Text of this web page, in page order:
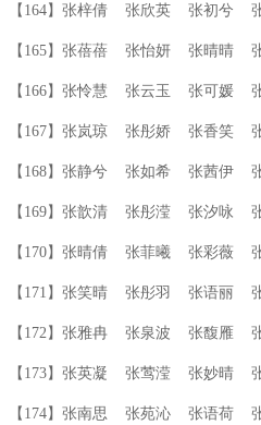
【164】张梓倩 张欣英 张初兮
【165】张蓓蓓 张怡妍 张晴晴
【166】张怜慧 张云玉 张可媛
【167】张岚琼 张彤娇 张香笑
【168】张静兮 张如希 张茜伊
【169】张歆清 张彤滢 张汐咏
【170】张晴倩 张菲曦 张彩薇
【171】张笑晴 张彤羽 张语丽
【172】张雅冉 张泉波 张馥雁
【173】张英凝 张莺滢 张妙晴
【174】张南思 张苑沁 张语荷